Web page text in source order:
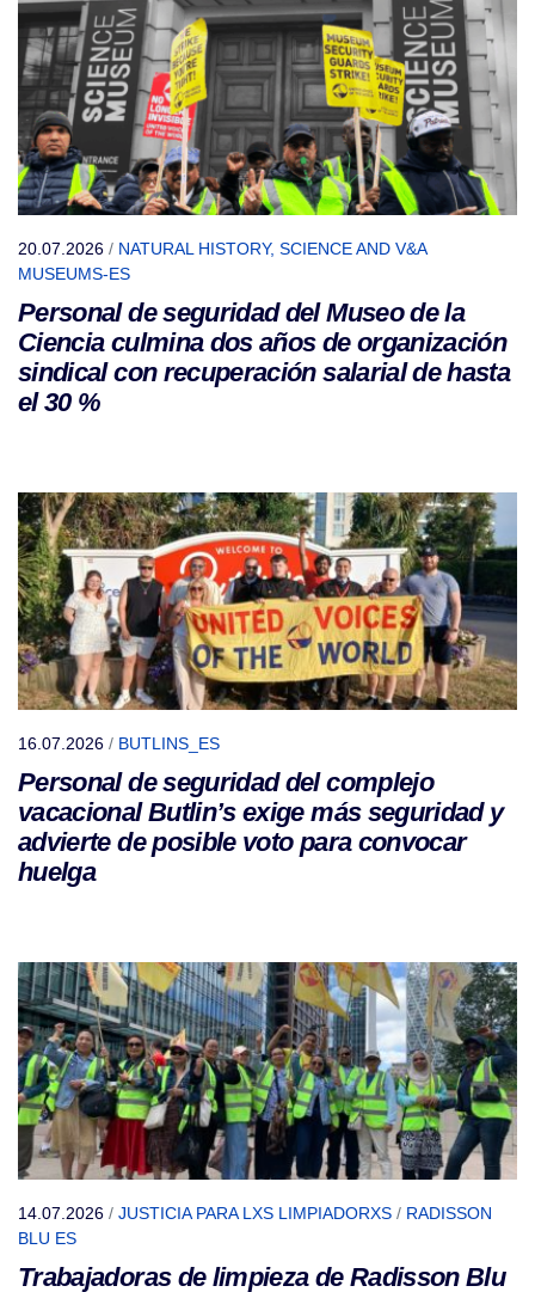
20.07.2026 / NATURAL HISTORY, SCIENCE AND V&A
MUSEUMS-ES
Personal de seguridad del Museo de la
Ciencia culmina dos años de organización
sindical con recuperación salarial de hasta
el 30 %
16.07.2026 / BUTLINS_ES
Personal de seguridad del complejo
vacacional Butlin’s exige más seguridad y
advierte de posible voto para convocar
huelga
14.07.2026 / JUSTICIA PARA LXS LIMPIADORXS / RADISSON
BLU ES
Trabajadoras de limpieza de Radisson Blu